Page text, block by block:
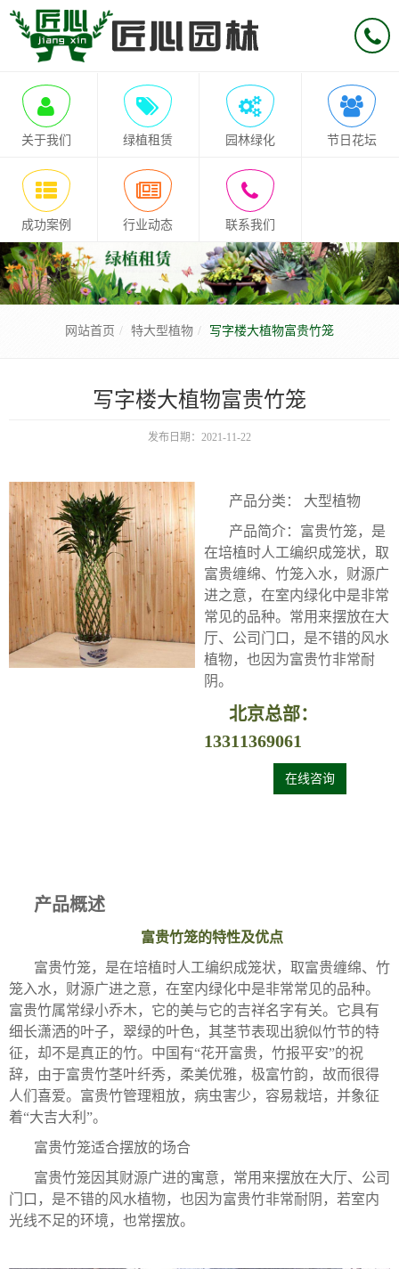
关于我们 绿植租赁 园林绿化 节日花坛
成功案例 行业动态 联系我们
网站首页 特大型植物 写字楼大植物富贵竹笼
写字楼大植物富贵竹笼
发布日期：2021-11-22
产品分类： 大型植物
产品简介：富贵竹笼，是
在培植时人工编织成笼状，取
富贵缠绵、竹笼入水，财源广
进之意，在室内绿化中是非常
常见的品种。常用来摆放在大
厅、公司门口，是不错的风水
植物，也因为富贵竹非常耐
阴。
北京总部：
13311369061
在线咨询
产品概述
富贵竹笼的特性及优点
富贵竹笼，是在培植时人工编织成笼状，取富贵缠绵、竹
笼入水，财源广进之意，在室内绿化中是非常常见的品种。
富贵竹属常绿小乔木，它的美与它的吉祥名字有关。它具有
细长潇洒的叶子，翠绿的叶色，其茎节表现出貌似竹节的特
征，却不是真正的竹。中国有“花开富贵，竹报平安”的祝
辞，由于富贵竹茎叶纤秀，柔美优雅，极富竹韵，故而很得
人们喜爱。富贵竹管理粗放，病虫害少，容易栽培，并象征
着“大吉大利”。
富贵竹笼适合摆放的场合
富贵竹笼因其财源广进的寓意，常用来摆放在大厅、公司
门口，是不错的风水植物，也因为富贵竹非常耐阴，若室内
光线不足的环境，也常摆放。